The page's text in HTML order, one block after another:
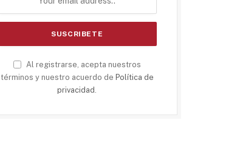
Al registrarse, acepta nuestros
términos y nuestro acuerdo de Política de
privacidad